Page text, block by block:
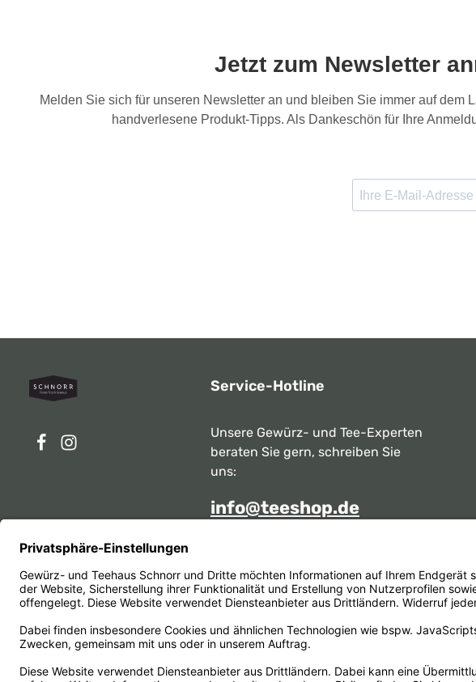
Jetzt zum Newsletter
Melden Sie sich für unseren Newsletter an und bleiben Sie immer auf
handverlesene Produkt-Tipps. Als Dankeschön für Ihre
Service-Hotline
Unsere Gewürz- und Tee-Experten
beraten Sie gern, schreiben Sie
uns:
info@teeshop.de
Mo - Sa zwischen 10:00 - 17:00 Uhr
unter: